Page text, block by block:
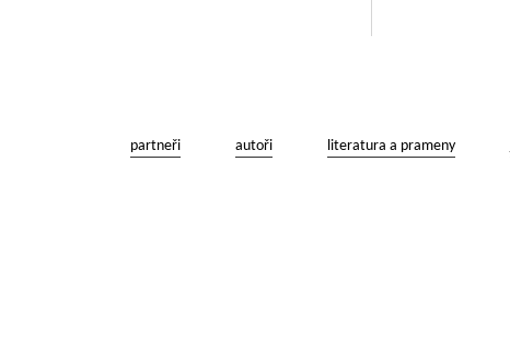
partneři autoři literatura a prameny